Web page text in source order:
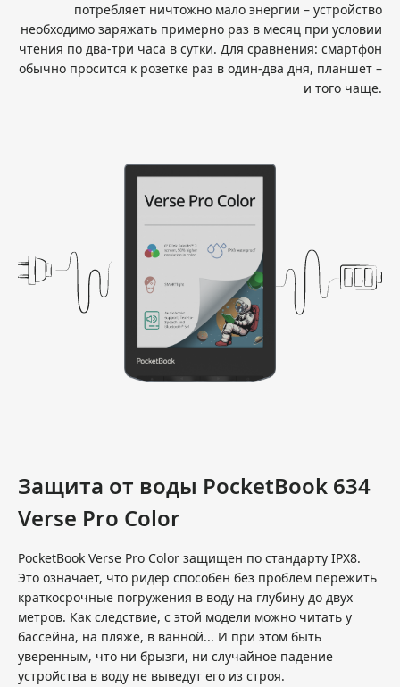
потребляет ничтожно мало энергии – устройство
необходимо заряжать примерно раз в месяц при условии
чтения по два-три часа в сутки. Для сравнения: смартфон
обычно просится к розетке раз в один-два дня, планшет –
и того чаще.
Защита от воды PocketBook 634
Verse Pro Color
PocketBook Verse Pro Color защищен по стандарту IPX8.
Это означает, что ридер способен без проблем пережить
краткосрочные погружения в воду на глубину до двух
метров. Как следствие, с этой модели можно читать у
бассейна, на пляже, в ванной... И при этом быть
уверенным, что ни брызги, ни случайное падение
устройства в воду не выведут его из строя.